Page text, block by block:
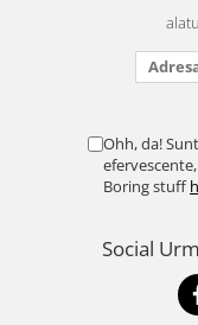
Ohh, da!
Boring stuff
Social